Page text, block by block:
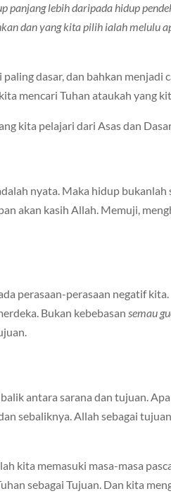
panjang lebih daripada hidup
dan yang kita pilih ialah melulu
dasar, dan bahkan menjadi
mencari Tuhan ataukah yang
kita pelajari dari Asas dan
nyata. Maka hidup bukanlah
akan kasih Allah. Memuji,
perasaan-perasaan negatif
Bukan kebebasansemau
antara sarana dan tujuan.
sebaliknya. Allah sebagai
kita memasuki masa-masa
sebagai Tujuan. Dan kita